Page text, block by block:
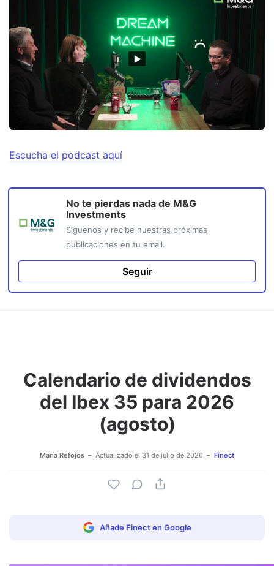
Escucha el podcast aquí
No te pierdas nada de M&G
Investments
Síguenos y recibe nuestras próximas
publicaciones en tu email.
Seguir
Calendario de dividendos
del Ibex 35 para 2026
(agosto)
María Refojos Actualizado el 31 de julio de 2026 Finect
Añade Finect en Google